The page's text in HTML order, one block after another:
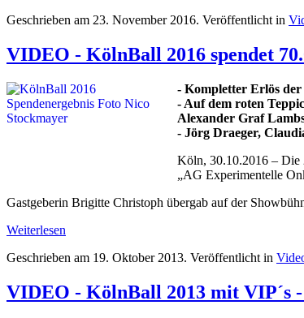
Geschrieben am 23. November 2016. Veröffentlicht in
VIDEO - KölnBall 2016 spendet
- Kompletter Erlös
- Auf dem roten
Alexander Graf
- Jörg Draeger,
Köln, 30.10.2016 – Die
„AG Experimentelle
Gastgeberin Brigitte Christoph übergab auf der
Weiterlesen
Geschrieben am 19. Oktober 2013. Veröffentlicht in
VIDEO - KölnBall 2013 mit